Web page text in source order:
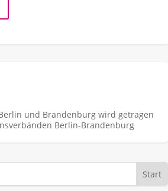
Berlin und Brandenburg wird getragen
Berlin-Brandenburg
Start